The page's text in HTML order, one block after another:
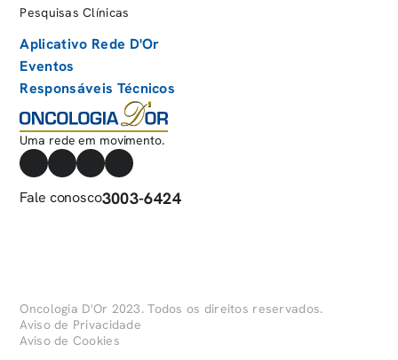
Unafisco Saúde
Unimed Nova Iguaçu
Vale
World Assist
Pesquisas Clínicas
Aplicativo Rede D'Or
Eventos
Responsáveis Técnicos
Uma rede em movimento.
Fale conosco3003-6424
Oncologia D'Or 2023. Todos os direitos reservados.
Aviso de Privacidade
Aviso de Cookies